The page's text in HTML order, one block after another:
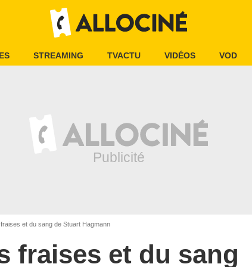
STREAMING TVACTU VIDÉOS VOD
et du sang de Stuart Hagmann
fraises et du sang